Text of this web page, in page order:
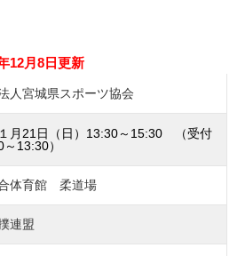
12月8日更新
人宮城県スポーツ協会
月21日（日）13:30～15:30 （受付
13:30）
体育館 柔道場
連盟